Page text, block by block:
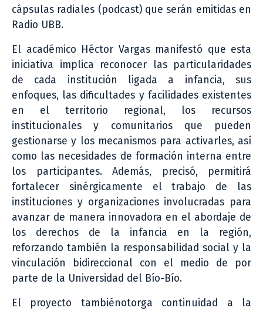
cápsulas radiales (podcast) que serán emitidas en
Radio UBB.
El académico Héctor Vargas manifestó que esta
iniciativa implica reconocer las particularidades
de cada institución ligada a infancia, sus
enfoques, las dificultades y facilidades existentes
en el territorio regional, los recursos
institucionales y comunitarios que pueden
gestionarse y los mecanismos para activarles, así
como las necesidades de formación interna entre
los participantes. Además, precisó, permitirá
fortalecer sinérgicamente el trabajo de las
instituciones y organizaciones involucradas para
avanzar de manera innovadora en el abordaje de
los derechos de la infancia en la región,
reforzando también la responsabilidad social y la
vinculación bidireccional con el medio de por
parte de la Universidad del Bío-Bío.
El proyecto tambiénotorga continuidad a la